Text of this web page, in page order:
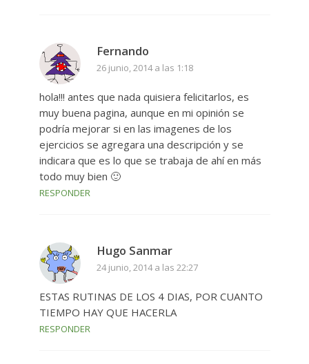
Fernando
26 junio, 2014 a las 1:18
hola!!! antes que nada quisiera felicitarlos, es
muy buena pagina, aunque en mi opinión se
podría mejorar si en las imagenes de los
ejercicios se agregara una descripción y se
indicara que es lo que se trabaja de ahí en más
todo muy bien 🙂
RESPONDER
Hugo Sanmar
24 junio, 2014 a las 22:27
ESTAS RUTINAS DE LOS 4 DIAS, POR CUANTO
TIEMPO HAY QUE HACERLA
RESPONDER